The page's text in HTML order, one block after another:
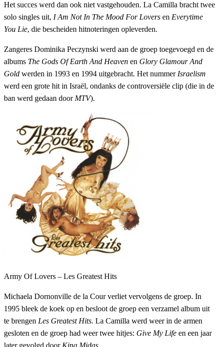
Het succes werd dan ook niet vastgehouden. La Camilla bracht twee
solo singles uit, I Am Not In The Mood For Lovers en Everytime
You Lie, die bescheiden hitnoteringen opleverden.
Zangeres Dominika Peczynski werd aan de groep toegevoegd en de
albums The Gods Of Earth And Heaven en Glory Glamour And
Gold werden in 1993 en 1994 uitgebracht. Het nummer Israelism
werd een grote hit in Israël, ondanks de controversiële clip (die in de
ban werd gedaan door MTV).
Army Of Lovers – Les Greatest Hits
Michaela Dornonville de la Cour verliet vervolgens de groep. In
1995 bleek de koek op en besloot de groep een verzamel album uit
te brengen Les Greatest Hits. La Camilla werd weer in de armen
gesloten en de groep had weer twee hitjes: Give My Life en een jaar